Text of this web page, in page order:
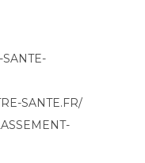
SANTE.FR/